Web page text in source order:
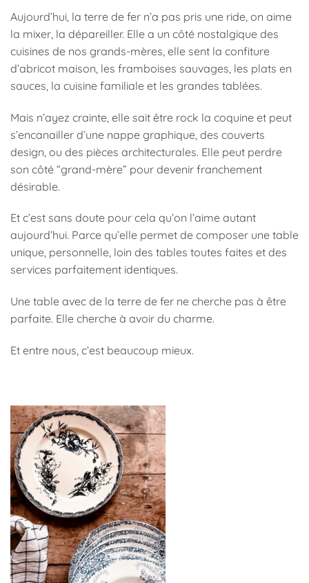
Aujourd’hui, la terre de fer n’a pas pris une ride, on aime
la mixer, la dépareiller. Elle a un côté nostalgique des
cuisines de nos grands-mères, elle sent la confiture
d’abricot maison, les framboises sauvages, les plats en
sauces, la cuisine familiale et les grandes tablées.
Mais n’ayez crainte, elle sait être rock la coquine et peut
s’encanailler d’une nappe graphique, des couverts
design, ou des pièces architecturales. Elle peut perdre
son côté “grand-mère” pour devenir franchement
désirable.
Et c’est sans doute pour cela qu’on l’aime autant
aujourd’hui. Parce qu’elle permet de composer une table
unique, personnelle, loin des tables toutes faites et des
services parfaitement identiques.
Une table avec de la terre de fer ne cherche pas à être
parfaite. Elle cherche à avoir du charme.
Et entre nous, c’est beaucoup mieux.